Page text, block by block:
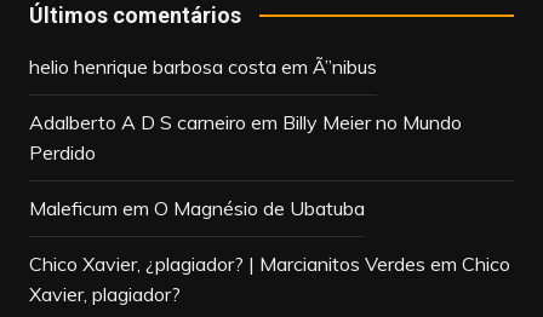
Últimos comentários
helio henrique barbosa costa em Ã”nibus
Adalberto A D S carneiro em Billy Meier no Mundo
Perdido
Maleficum em O Magnésio de Ubatuba
Chico Xavier, ¿plagiador? | Marcianitos Verdes em Chico
Xavier, plagiador?